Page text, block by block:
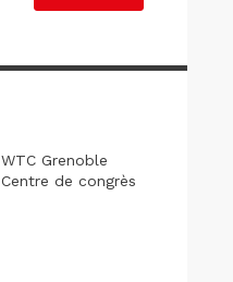
WTC Grenoble
Centre de congrès